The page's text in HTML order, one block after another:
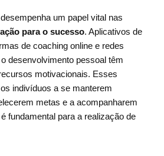
um papel vital nas
para o sucesso. Aplicativos de
de coaching online e redes
desenvolvimento pessoal têm
motivacionais. Esses
indivíduos a se manterem
metas e a acompanharem
fundamental para a realização de